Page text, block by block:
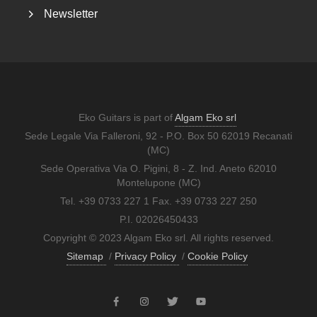
Newsletter
Eko Guitars is part ofAlgam Eko srl
Sede Legale Via Falleroni, 92 - P.O. Box 50 62019 Recanati
(MC)
Sede Operativa Via O. Pigini, 8 - Z. Ind. Aneto 62010
Montelupone (MC)
Tel. +39 0733 227 1 Fax. +39 0733 227 250
P.I. 02026450433
Copyright © 2023 Algam Eko srl. All rights reserved.
Sitemap / Privacy Policy / Cookie Policy